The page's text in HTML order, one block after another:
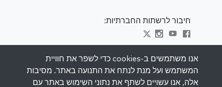
חיבור לרשתות החברתיות:
השאר מעודכן
אנו משתמשים ב-cookies כדי לשפר את חוויית
המשתמש ועל מנת לנתח את התנועה באתר. מסיבות
אלה, אנו עשויים לשתף את נתוני השימוש באתר עם